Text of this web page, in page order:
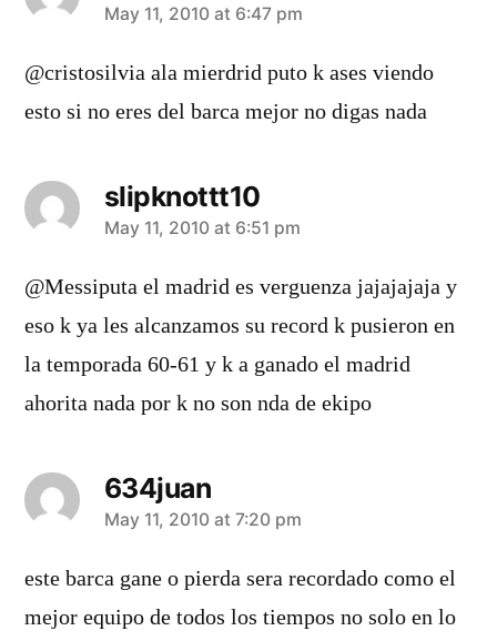
says:
May 11, 2010 at 6:47 pm
@cristosilvia ala mierdrid puto k ases viendo
esto si no eres del barca mejor no digas nada
slipknottt10
says:
May 11, 2010 at 6:51 pm
@Messiputa el madrid es verguenza jajajajaja y
eso k ya les alcanzamos su record k pusieron en
la temporada 60-61 y k a ganado el madrid
ahorita nada por k no son nda de ekipo
634juan
says:
May 11, 2010 at 7:20 pm
este barca gane o pierda sera recordado como el
mejor equipo de todos los tiempos no solo en lo